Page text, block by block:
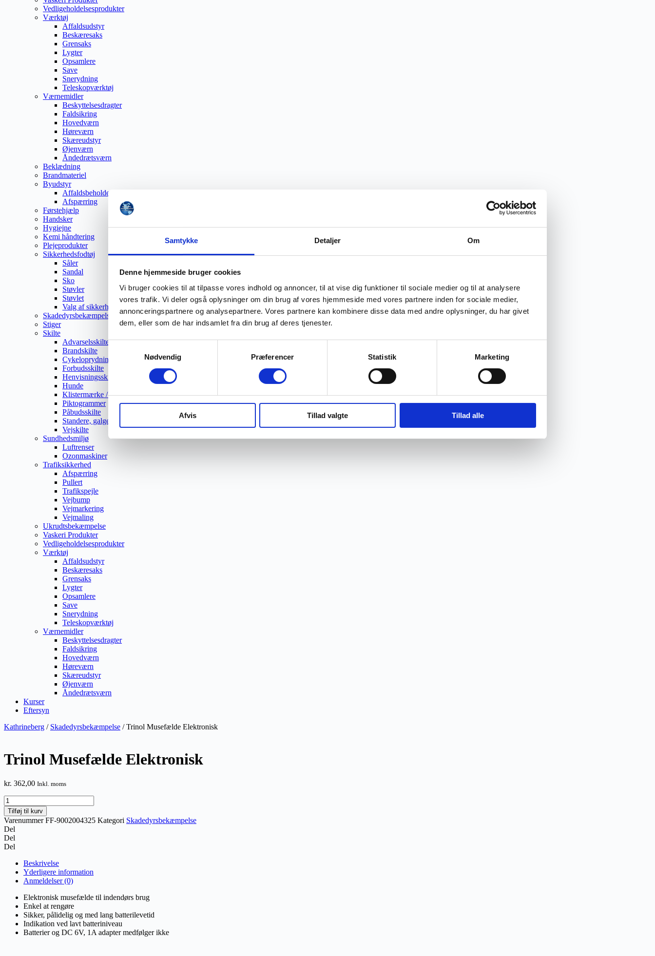
Samtykke Detaljer Om
Denne hjemmeside bruger cookies
Vi bruger cookies til at tilpasse vores indhold og annoncer, til at vise dig funktioner til sociale medier og til at analysere
vores trafik. Vi deler også oplysninger om din brug af vores hjemmeside med vores partnere inden for sociale medier,
annonceringspartnere og analysepartnere. Vores partnere kan kombinere disse data med andre oplysninger, du har givet
dem, eller som de har indsamlet fra din brug af deres tjenester.
Samtykkevalg
Nødvendig
Præferencer Statistik Marketing
Afvis Tillad valgte Tillad alle
Vedligeholdelsesprodukter
Værktøj
Affaldsudstyr
Beskæresaks
Grensaks
Lygter
Opsamlere
Save
Snerydning
Teleskopværktøj
Værnemidler
Beskyttelsesdragter
Faldsikring
Hovedværn
Høreværn
Skæreudstyr
Øjenværn
Åndedrætsværn
Beklædning
Brandmateriel
Byudstyr
Affaldsbeholdere
Afspærring
Førstehjælp
Handsker
Hygiejne
Kemi håndtering
Plejeprodukter
Sikkerhedsfodtøj
Såler
Sandal
Sko
Støvler
Støvlet
Valg af sikkerhedssko
Skadedyrsbekæmpelse
Stiger
Skilte
Advarselsskilte
Brandskilte
Cykeloprydning
Forbudsskilte
Henvisningsskilte
Hunde
Klistermærke / Markat
Piktogrammer
Påbudsskilte
Standere, galger og beslag
Vejskilte
Sundhedsmiljø
Luftrenser
Ozonmaskiner
Trafiksikkerhed
Afspærring
Pullert
Trafikspejle
Vejbump
Vejmarkering
Vejmaling
Ukrudtsbekæmpelse
Vaskeri Produkter
Vedligeholdelsesprodukter
Værktøj
Affaldsudstyr
Beskæresaks
Grensaks
Lygter
Opsamlere
Save
Snerydning
Teleskopværktøj
Værnemidler
Beskyttelsesdragter
Faldsikring
Hovedværn
Høreværn
Skæreudstyr
Øjenværn
Åndedrætsværn
Kurser
Eftersyn
Kathrineberg / Skadedyrsbekæmpelse / Trinol Musefælde Elektronisk
Trinol Musefælde Elektronisk
kr. 362,00 Inkl. moms
Trinol
Musefælde
Elektronisk
antal
Tilføj til kurv
VarenummerFF-9002004325 Kategori Skadedyrsbekæmpelse
Del
Del
Del
Beskrivelse
Yderligere information
Anmeldelser (0)
Elektronisk musefælde til indendørs brug
Enkel at rengøre
Sikker, pålidelig og med lang batterilevetid
Indikation ved lavt batteriniveau
Batterier og DC 6V, 1A adapter medfølger ikke